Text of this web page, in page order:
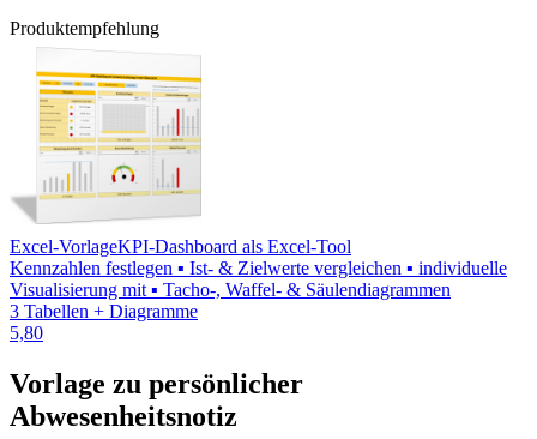
Produktempfehlung
Excel-VorlageKPI-Dashboard als Excel-Tool
Kennzahlen festlegen ▪ Ist- & Zielwerte vergleichen ▪ individuelle
Visualisierung mit ▪ Tacho-, Waffel- & Säulendiagrammen
3 Tabellen + Diagramme
5,80
Vorlage zu persönlicher
Abwesenheitsnotiz